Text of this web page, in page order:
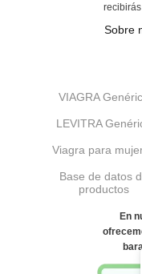
Sobre
VIAGRA
LEVITRA
Viagra para
Base de datos
productos
En